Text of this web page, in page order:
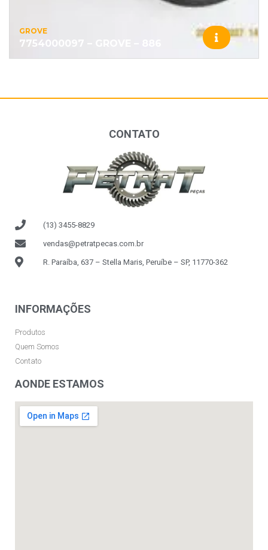
GROVE
7754000097 – GROVE – 886
CONTATO
(13) 3455-8829
vendas@petratpecas.com.br
R. Paraíba, 637 – Stella Maris, Peruíbe – SP, 11770-362
INFORMAÇÕES
Produtos
Quem Somos
Contato
AONDE ESTAMOS